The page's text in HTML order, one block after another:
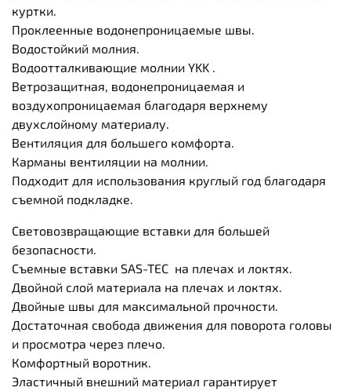
куртки.
Проклеенные водонепроницаемые швы.
Водостойкий молния.
Водоотталкивающие молнии YKK .
Ветрозащитная, водонепроницаемая и
воздухопроницаемая благодаря верхнему
двухслойному материалу.
Вентиляция для большего комфорта.
Карманы вентиляции на молнии.
Подходит для использования круглый год благодаря
съемной подкладке.
Световозвращающие вставки для большей
безопасности.
Съемные вставки SAS-TEC на плечах и локтях.
Двойной слой материала на плечах и локтях.
Двойные швы для максимальной прочности.
Достаточная свобода движения для поворота головы
и просмотра через плечо.
Комфортный воротник.
Эластичный внешний материал гарантирует